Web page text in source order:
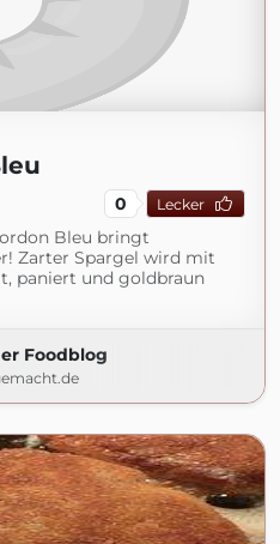
0 Lecker
Bleu bringt
Zarter Spargel wird mit
paniert und goldbraun
Foodblog